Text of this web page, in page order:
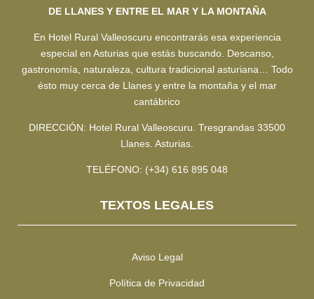
DE LLANES Y ENTRE EL MAR Y LA MONTAÑA
En Hotel Rural Valleoscuru encontrarás esa experiencia
especial en Asturias que estás buscando. Descanso,
gastronomía, naturaleza, cultura tradicional asturiana… Todo
ésto muy cerca de Llanes y entre la montaña y el mar
cantábrico
DIRECCIÓN: Hotel Rural Valleoscuru. Tresgrandas 33500
Llanes. Asturias.
TELÉFONO: (+34) 616 895 048
TEXTOS LEGALES
Aviso Legal
Política de Privacidad